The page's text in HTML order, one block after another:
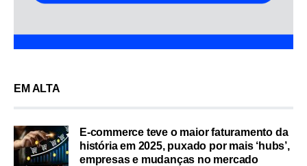
EM ALTA
E-commerce teve o maior faturamento da
história em 2025, puxado por mais ‘hubs’,
empresas e mudanças no mercado